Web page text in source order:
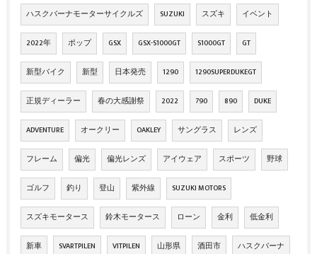
ハスクバーナモーターサイクルズ SUZUKI スズキ イベント
2022年 ポップ GSX GSX-S1000GT S1000GT GT
新型バイク 新型 日本発売 1290 1290SUPERDUKEGT
正規ディーラー 春の大感謝祭 2022 790 890 DUKE
ADVENTURE オークリー OAKLEY サングラス レンズ
フレーム 偏光 偏光レンズ アイウェア スポーツ 野球
ゴルフ 釣り 登山 紫外線 SUZUKI MOTORS
スズキモータース 鈴木モータース ローン 金利 低金利
新車 SVARTPILEN VITPILEN 山形県 酒田市 ハスクバーナ